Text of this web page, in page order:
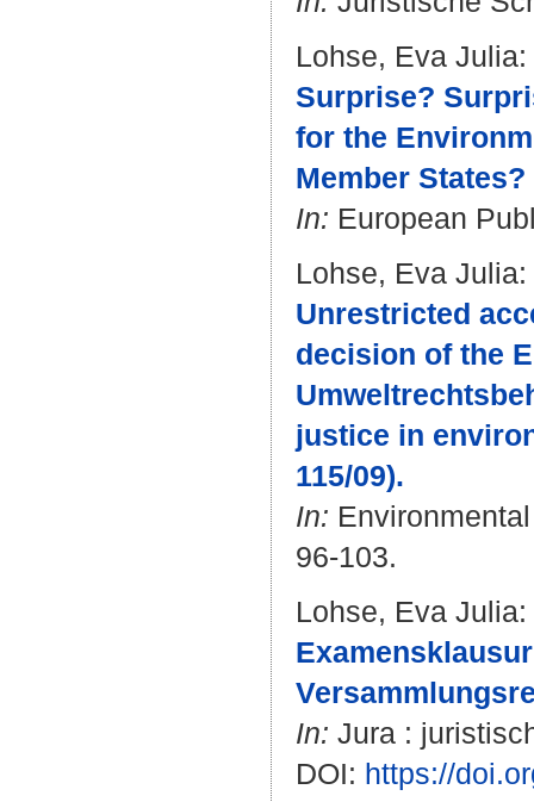
Lohse, Eva Julia:
Surprise?
for the
Member States?
In: European
Lohse, Eva Julia:
Unrestricted
decision of the
justice in
115/09).
In:
96-103.
Lohse, Eva Julia:
In: Jura :
DOI: https://